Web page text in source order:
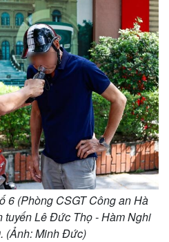
6 (Phòng CSGT Công an Hà
tuyến Lê Đức Thọ - Hàm Nghi
(Ảnh: Minh Đức)